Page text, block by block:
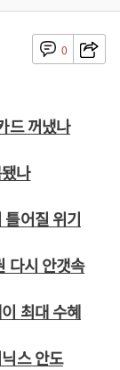
0
드 꺼냈나
나
어질 위기
다시 안갯속
최대 수혜
스 안도